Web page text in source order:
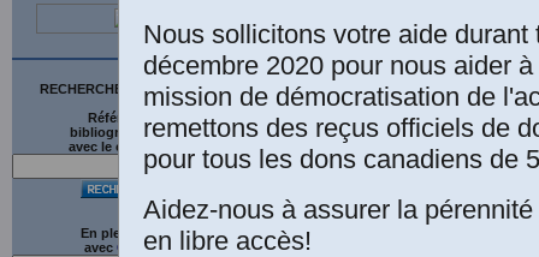
RECHERCHE SUR LE SITE
Références
bibliographiques
avec le catalogue
En plein texte
avec G gle
Saloum
Entretiens
GRIR
2020, 211
formelle
par
Nous sollicitons votre aide durant
décembre 2020 pour nous aider
mission de démocratisation de
remettons des reçus officiels de
pour tous les dons canadiens de
Aidez-nous à assurer la
en libre accès!